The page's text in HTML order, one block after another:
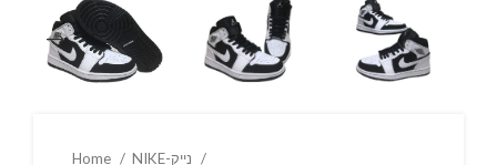
Home